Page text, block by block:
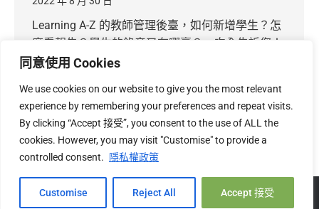
同意使用 Cookies
We use cookies on our website to give you the most relevant
experience by remembering your preferences and repeat visits.
By clicking “Accept 接受”, you consent to the use of ALL the
cookies. However, you may visit "Customise" to provide a
controlled consent.
隱私權政策
Customise Reject All Accept 接受
Learning A-Z 的教師管理後臺，如何新增學生？怎
麼看報告？學生的錄音又在哪裏？一次全告訴您！
我們製作了教師管理後臺的簡介，3分鐘看完
位老師們！
Copyright © 2026 mangoSTEEMS TW 台灣必富數位有限公司 |
Hi, 您好!